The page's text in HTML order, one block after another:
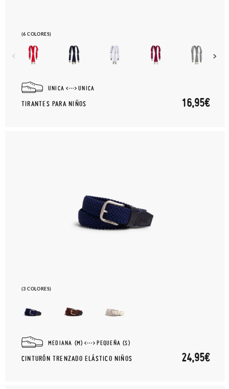
(6 COLORES)
UNICA UNICA
TIRANTES PARA NIÑOS 16,95€
(3 COLORES)
MEDIANA (M) PEQUEÑA (S)
CINTURÓN TRENZADO ELÁSTICO NIÑOS 24,95€